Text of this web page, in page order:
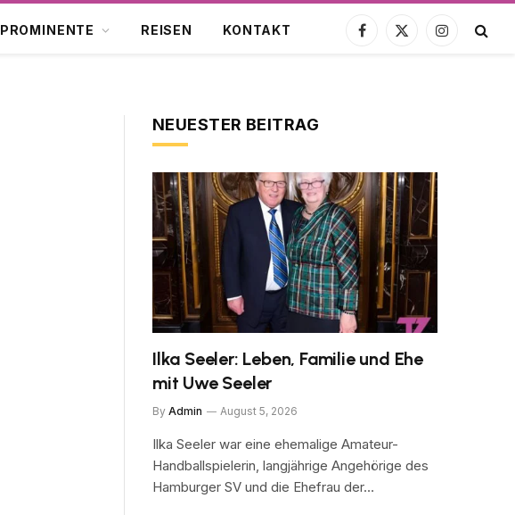
PROMINENTE REISEN KONTAKT
Facebook
X
Instagram
NEUESTER BEITRAG
Ilka Seeler: Leben, Familie und Ehe
mit Uwe Seeler
By Admin August 5, 2026
Ilka Seeler war eine ehemalige Amateur-
Handballspielerin, langjährige Angehörige des
Hamburger SV und die Ehefrau der…